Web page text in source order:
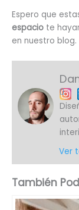
Espero que
espacio te
en nuestro blog.
Ver
También